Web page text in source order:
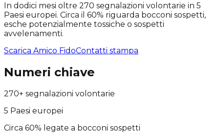
In dodici mesi oltre 270 segnalazioni volontarie in 5
Paesi europei. Circa il 60% riguarda bocconi sospetti,
esche potenzialmente tossiche o sospetti
avvelenamenti.
Scarica Amico FidoContatti stampa
Numeri chiave
270+ segnalazioni volontarie
5 Paesi europei
Circa 60% legate a bocconi sospetti